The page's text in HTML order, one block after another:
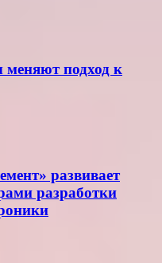
подход к
развивает
разработки